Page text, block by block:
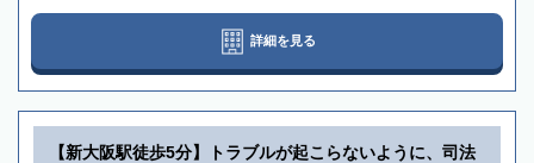
詳細を見る
【新大阪駅徒歩5分】トラブルが起こらないように、司法